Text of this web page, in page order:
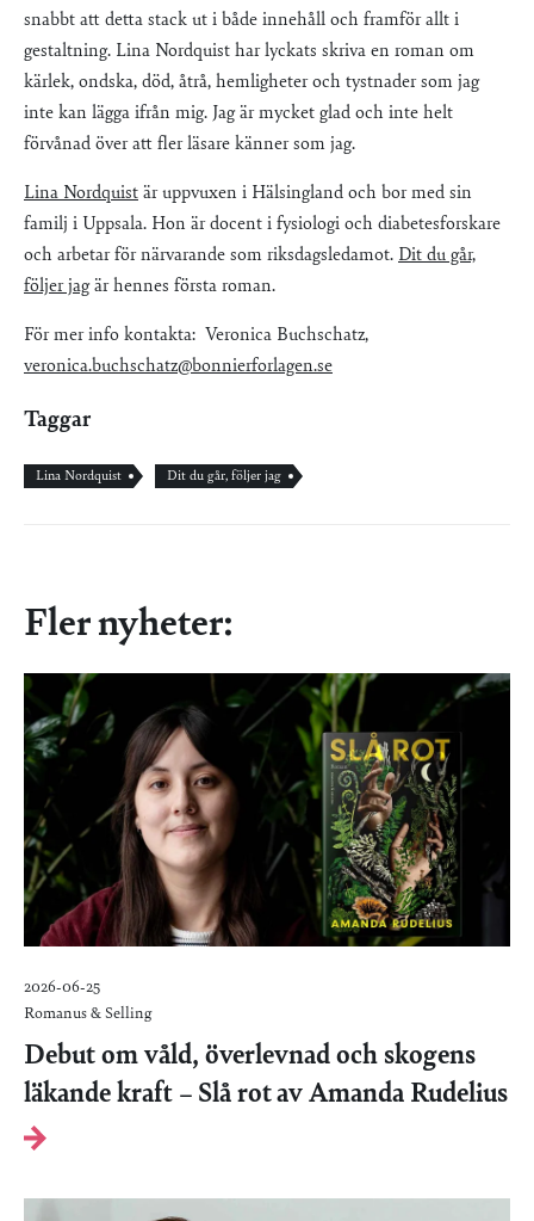
snabbt att detta stack ut i både innehåll och framför allt i
gestaltning. Lina Nordquist har lyckats skriva en roman om
kärlek, ondska, död, åtrå, hemligheter och tystnader som jag
inte kan lägga ifrån mig. Jag är mycket glad och inte helt
förvånad över att fler läsare känner som jag.
Lina Nordquist är uppvuxen i Hälsingland och bor med sin
familj i Uppsala. Hon är docent i fysiologi och diabetesforskare
och arbetar för närvarande som riksdagsledamot. Dit du går,
följer jagär hennes första roman.
För mer info kontakta: Veronica Buchschatz,
veronica.buchschatz@bonnierforlagen.se
Taggar
Lina Nordquist Dit du går, följer jag
Fler nyheter:
2026-06-25
Romanus & Selling
Debut om våld, överlevnad och skogens
läkande kraft – Slå rot av Amanda Rudelius